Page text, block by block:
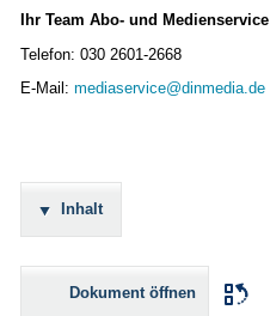
Ihr Team Abo- und Medienservice
Telefon: 030 2601-2668
E-Mail: mediaservice@dinmedia.de
Inhalt
Dokument öffnen